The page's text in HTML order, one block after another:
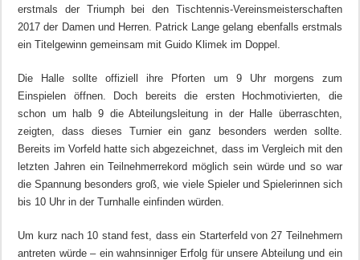
erstmals der Triumph bei den Tischtennis-Vereinsmeisterschaften
2017 der Damen und Herren. Patrick Lange gelang ebenfalls erstmals
ein Titelgewinn gemeinsam mit Guido Klimek im Doppel.
Die Halle sollte offiziell ihre Pforten um 9 Uhr morgens zum
Einspielen öffnen. Doch bereits die ersten Hochmotivierten, die
schon um halb 9 die Abteilungsleitung in der Halle überraschten,
zeigten, dass dieses Turnier ein ganz besonders werden sollte.
Bereits im Vorfeld hatte sich abgezeichnet, dass im Vergleich mit den
letzten Jahren ein Teilnehmerrekord möglich sein würde und so war
die Spannung besonders groß, wie viele Spieler und Spielerinnen sich
bis 10 Uhr in der Turnhalle einfinden würden.
Um kurz nach 10 stand fest, dass ein Starterfeld von 27 Teilnehmern
antreten würde – ein wahnsinniger Erfolg für unsere Abteilung und ein